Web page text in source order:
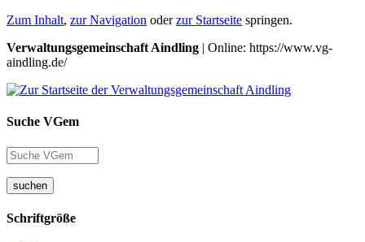
Zum Inhalt, zur Navigation oderzur Startseite springen.
Verwaltungsgemeinschaft Aindling | Online: https://www.vg-
aindling.de/
Suche VGem
suchen
Schriftgröße